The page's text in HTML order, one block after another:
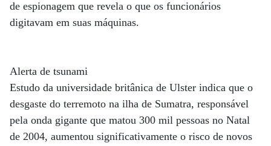
de espionagem que revela o que os funcionários
digitavam em suas máquinas.
Alerta de tsunami
Estudo da universidade britânica de Ulster indica que o
desgaste do terremoto na ilha de Sumatra, responsável
pela onda gigante que matou 300 mil pessoas no Natal
de 2004, aumentou significativamente o risco de novos